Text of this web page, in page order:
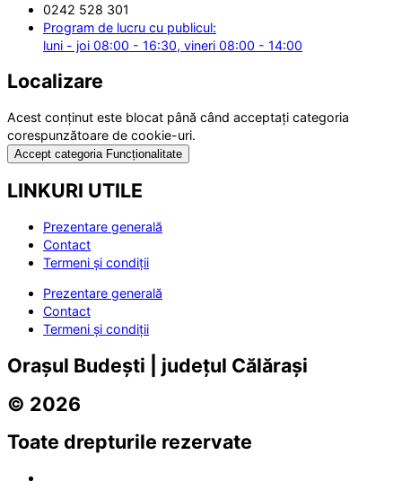
0242 528 301
Program de lucru cu publicul:
luni - joi 08:00 - 16:30, vineri 08:00 - 14:00
Localizare
Acest conținut este blocat până când acceptați categoria
corespunzătoare de cookie-uri.
Accept categoria Funcționalitate
LINKURI UTILE
Prezentare generală
Contact
Termeni și condiții
Prezentare generală
Contact
Termeni și condiții
Orașul Budești | județul Călărași
© 2026
Toate drepturile rezervate